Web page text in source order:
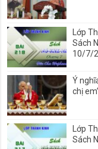
Lớp
Sách
10/7/
Ý
chị
Lớp
Sách